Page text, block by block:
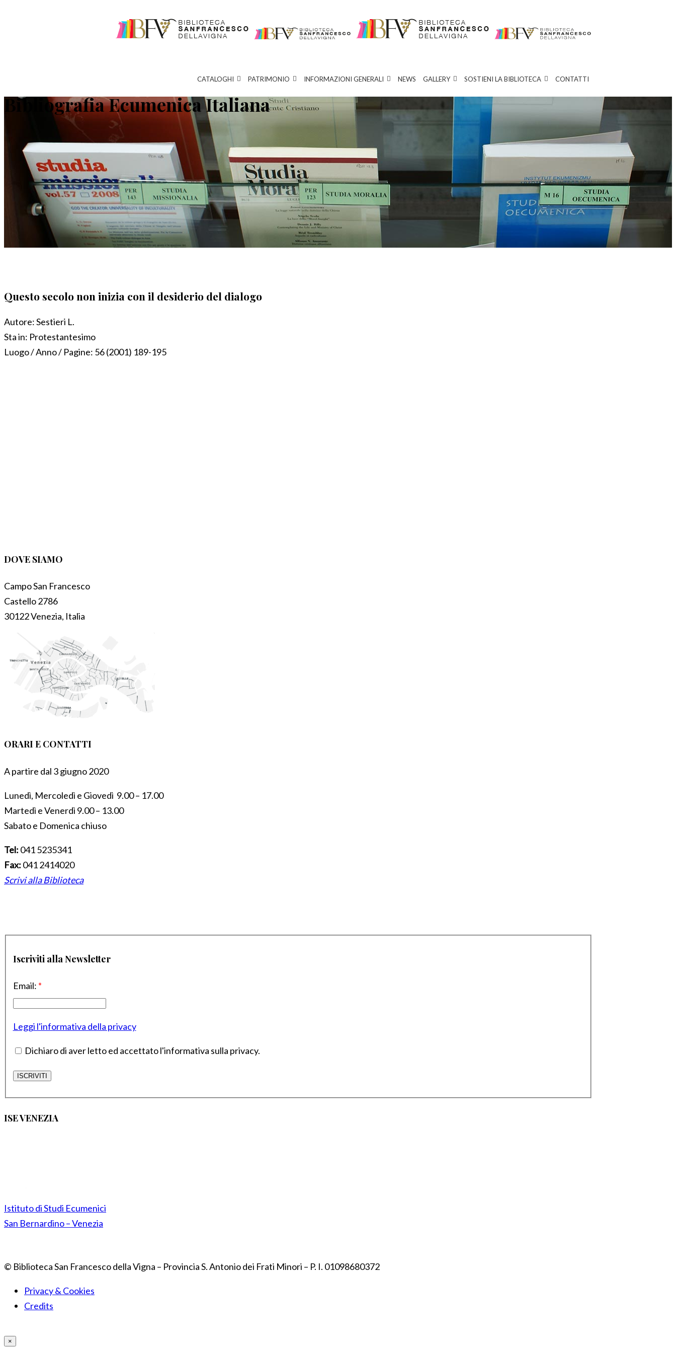
CATALOGHI PATRIMONIO INFORMAZIONI GENERALI NEWS GALLERY SOSTIENI LA BIBLIOTECA CONTATTI
Bibliografia Ecumenica Italiana
Questo secolo non inizia con il desiderio del dialogo
Autore:Sestieri L.
Sta in: Protestantesimo
Luogo / Anno / Pagine: 56 (2001) 189-195
DOVE SIAMO
Campo San Francesco
Castello 2786
30122 Venezia, Italia
ORARI E CONTATTI
A partire dal 3 giugno 2020
Lunedì, Mercoledì e Giovedì 9.00 – 17.00
Martedì e Venerdì 9.00 – 13.00
Sabato e Domenica chiuso
Tel: 041 5235341
Fax: 041 2414020
Scrivi alla Biblioteca
Iscriviti alla Newsletter
Email: *
Leggi l'informativa della privacy
Dichiaro di aver letto ed accettato l'informativa sulla privacy.
ISE VENEZIA
Istituto di Studi Ecumenici
San Bernardino – Venezia
© Biblioteca San Francesco della Vigna – Provincia S. Antonio dei Frati Minori – P. I. 01098680372
Privacy & Cookies
Credits
×